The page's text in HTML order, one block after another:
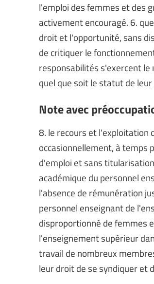
l'emploi des femmes et des
activement encouragé. 6.
droit et l'opportunité, sans
de critiquer le
responsabilités s'exercent
quel que soit le statut de
Note avec
8. le recours et l'exploitation
occasionnellement, à temps
d'emploi et sans
académique du personnel
l'absence de rémunération
personnel enseignant de
disproportionné de femmes
l'enseignement supérieur
travail de nombreux
leur droit de se syndiquer et